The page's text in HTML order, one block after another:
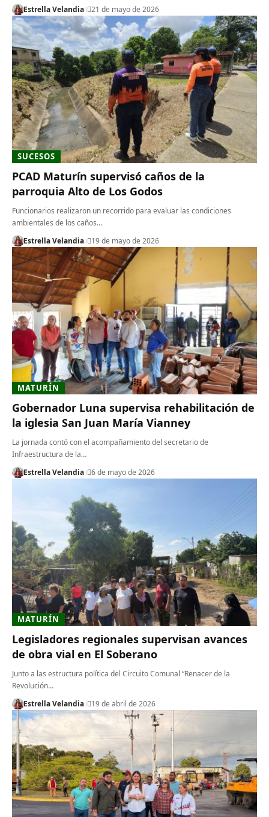
Estrella Velandia
21 de mayo de 2026
SUCESOS
PCAD Maturín supervisó caños de la
parroquia Alto de Los Godos
Funcionarios realizaron un recorrido para evaluar las condiciones
ambientales de los caños…
Estrella Velandia
19 de mayo de 2026
MATURÍN
Gobernador Luna supervisa rehabilitación de
la iglesia San Juan María Vianney
La jornada contó con el acompañamiento del secretario de
Infraestructura de la…
Estrella Velandia
6 de mayo de 2026
MATURÍN
Legisladores regionales supervisan avances
de obra vial en El Soberano
Junto a las estructura política del Circuito Comunal “Renacer de la
Revolución…
Estrella Velandia
19 de abril de 2026